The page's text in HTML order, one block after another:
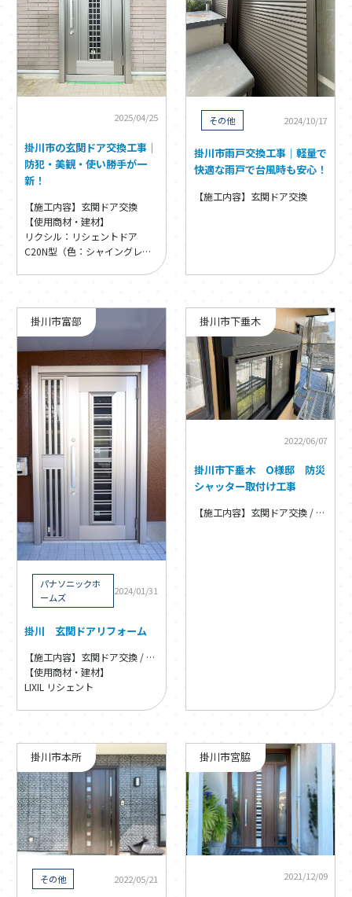
2025/04/25
掛川市の玄関ドア交換工事｜
防犯・美観・使い勝手が一
新！
【施工内容】玄関ドア交換
【使用商材・建材】
リクシル：リシェントドア
C20N型（色：シャイングレー
2024/10/17
その他
掛川市雨戸交換工事｜軽量で
快適な雨戸で台風時も安心！
【施工内容】玄関ドア交換
掛川市富部
2024/01/31
パナソニックホ
ームズ
掛川 玄関ドアリフォーム
【施工内容】玄関ドア交換 / 玄関ドア・窓・内装リフォーム
【使用商材・建材】
LIXIL リシェント
掛川市下垂木
2022/06/07
掛川市下垂木 О様邸 防災
シャッター取付け工事
【施工内容】玄関ドア交換 / 玄関ドア・窓・内装リフォーム
掛川市本所
2022/05/21
その他
掛川市宮脇
2021/12/09